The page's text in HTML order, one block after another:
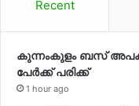
Recent
കുന്നംകുളം ബസ്
പേർക്ക് പരിക്ക്
1 hour ago